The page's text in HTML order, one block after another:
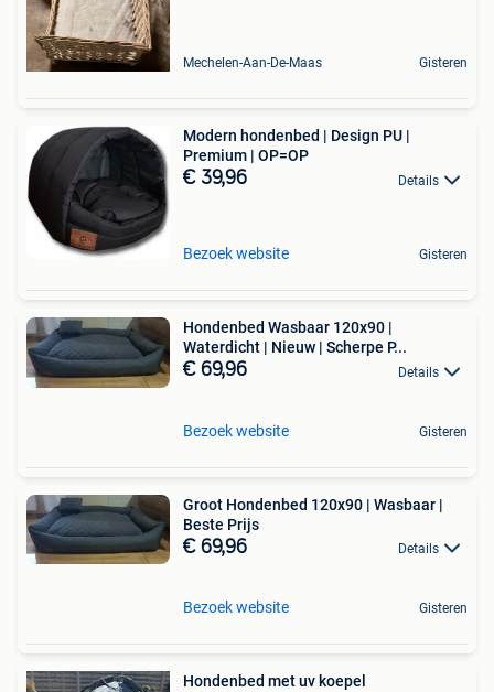
Mechelen-Aan-De-Maas Gisteren
Modern hondenbed | Design PU |
Premium | OP=OP
€ 39,96 Details
Bezoek website Gisteren
Hondenbed Wasbaar 120x90 |
Waterdicht | Nieuw | Scherpe P...
€ 69,96 Details
Bezoek website Gisteren
Groot Hondenbed 120x90 | Wasbaar |
Beste Prijs
€ 69,96 Details
Bezoek website Gisteren
Hondenbed met uv koepel